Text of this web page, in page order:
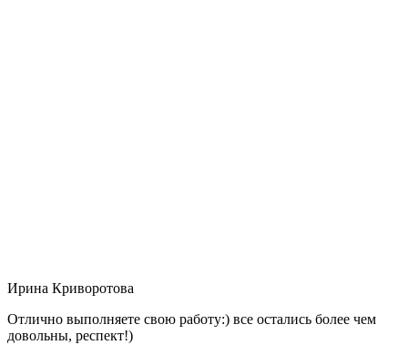
Ирина Криворотова
Отлично выполняете свою работу:) все остались более чем
довольны, респект!)